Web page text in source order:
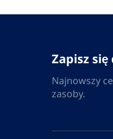
Zapisz
Najnowszy
zasoby.